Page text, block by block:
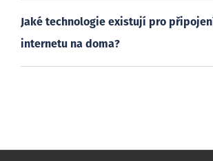
Jaké technologie existují pro
internetu na doma?